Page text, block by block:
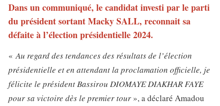
Dans un communiqué, le candidat investi par le parti
du président sortant Macky SALL, reconnait sa
défaite à l’élection présidentielle 2024.
«Au regard des tendances des résultats de l’élection
présidentielle et en attendant la proclamation officielle, je
félicite le président Bassirou DIOMAYE DIAKHAR FAYE
pour sa victoire dès le premier tour », a déclaré Amadou